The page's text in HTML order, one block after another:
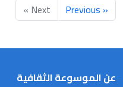
« Previous
Next »
عن الموسوعة الثقافية